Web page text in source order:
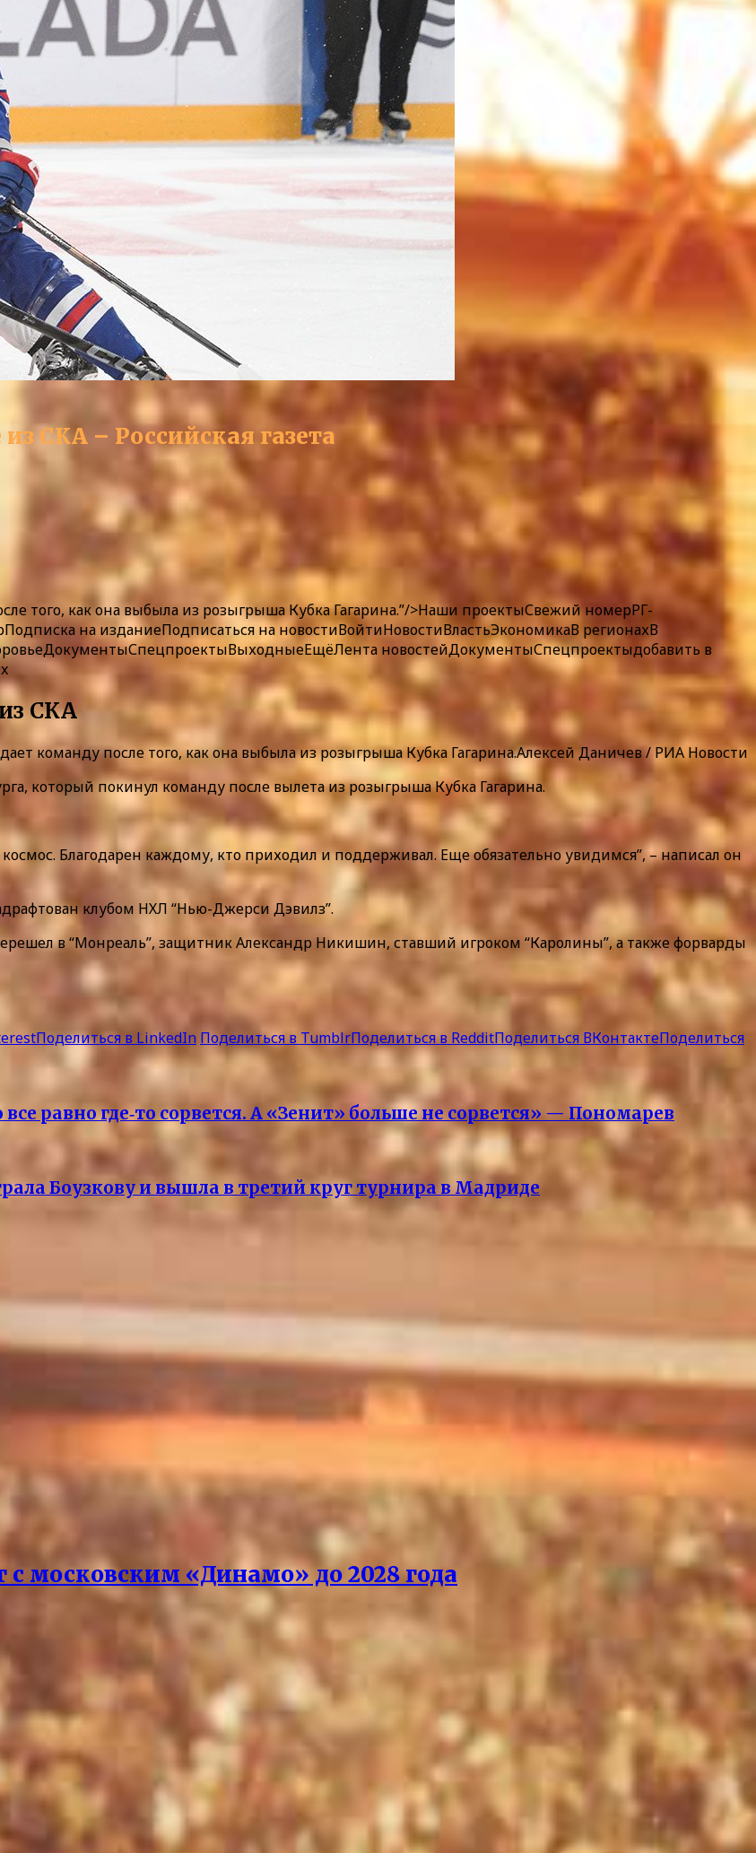
СКА – Российская газета
того, как она выбыла из розыгрыша Кубка Гагарина.”/>Наши проектыСвежий номерРГ-
Подписка на изданиеПодписаться на новостиВойтиНовостиВластьЭкономикаВ регионахВ
ДокументыСпецпроектыВыходныеЕщёЛента новостейДокументыСпецпроектыдобавить в
СКА
команду после того, как она выбыла из розыгрыша Кубка Гагарина.Алексей Даничев / РИА Новости
который покинул команду после вылета из розыгрыша Кубка Гагарина.
Благодарен каждому, кто приходил и поддерживал. Еще обязательно увидимся”, – написал он
клубом НХЛ “Нью-Джерси Дэвилз”.
в “Монреаль”, защитник Александр Никишин, ставший игроком “Каролины”, а также форварды
Поделиться в LinkedIn Поделиться в TumblrПоделиться в RedditПоделиться ВКонтактеПоделиться
равно где‑то сорвется. А «Зенит» больше не сорвется» — Пономарев
Боузкову и вышла в третий круг турнира в Мадриде
московским «Динамо» до 2028 года